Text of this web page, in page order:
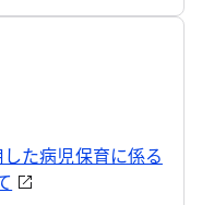
対象事業5件を決定
た病児保育に係る